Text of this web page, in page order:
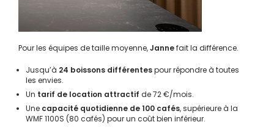
Pour les équipes de taille moyenne,Jannefait la différence.
Jusqu’à 24 boissons différentespour répondre à toutes
les envies.
Un tarif de location attractif de 72 €/mois.
Une capacité quotidienne de 100 cafés, supérieure à la
WMF 1100S (80 cafés) pour un coût bien inférieur.